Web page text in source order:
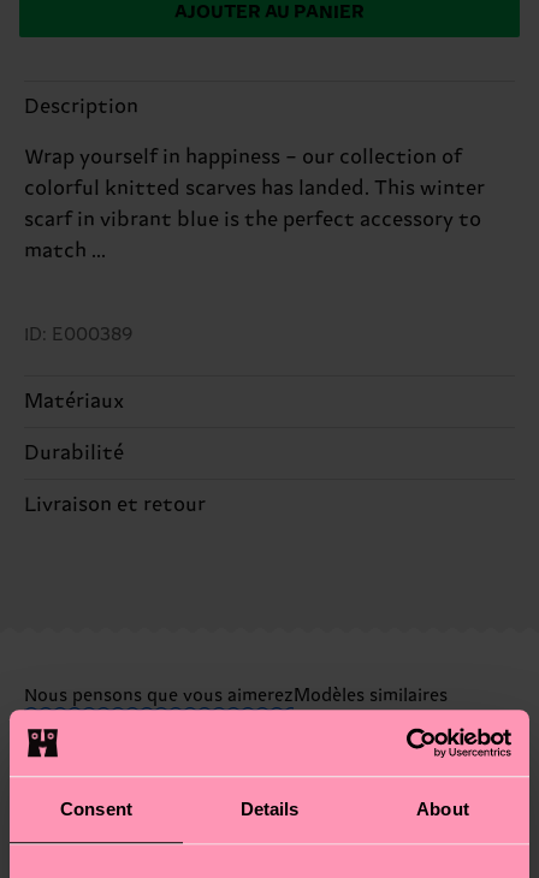
Consent Details About
AJOUTER AU PANIER
Description
Wrap yourself in happiness – our collection of
colorful knitted scarves has landed. This winter
scarf in vibrant blue is the perfect accessory to
match ...
ID: E000389
Matériaux
100% Acryclic
Durabilité
Le développement durable ne se résume pas à la
conseils et astuces, rendez-vous sur notre page
Livraison et retour
Vous avez des questions sur les retours ? Visitez
notre pageRetourpour trouver les réponses aux
questions les plus fréquemment posées.
Nous pensons que vous aimerez Modèles similaires
Nouveau